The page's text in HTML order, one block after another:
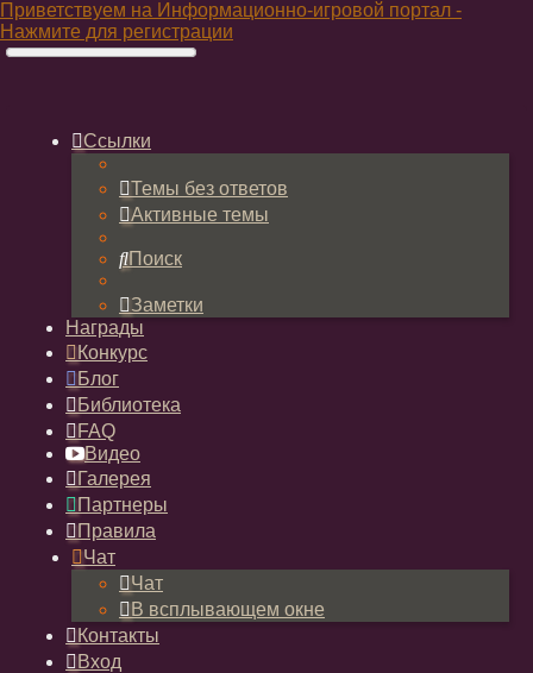
Приветствуем на Информационно-игровой портал -
Нажмите для регистрации
Ссылки
Темы без ответов
Активные темы
Поиск
Заметки
Награды
Конкурс
Блог
Библиотека
FAQ
Видео
Галерея
Партнеры
Правила
Чат
Чат
В всплывающем окне
Контакты
Вход